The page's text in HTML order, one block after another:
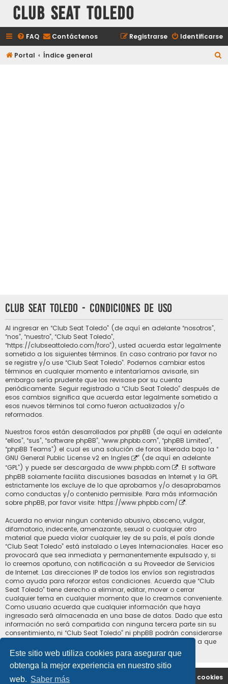
Este sitio web utiliza cookies para asegurar que
obtenga la mejor experiencia en nuestro sitio
web. Saber más
Club Seat Toledo
FAQ Contáctenos Identificarse
Registrarse
Portal Índice general
Club Seat Toledo - Condiciones de uso
Al ingresar en “Club Seat Toledo” (de aquí en adelante “nosotros”,
“nos”, “nuestro”, “Club Seat Toledo”,
“https://clubseattoledo.com/foro”), usted acuerda estar legalmente
sometido a los siguientes términos. En caso contrario por favor no
se registre y/o use “Club Seat Toledo”. Podemos cambiar estos
términos en cualquier momento e intentaríamos avisarle, sin
embargo sería prudente que los revisase por su cuenta
periódicamente. Seguir registrado a “Club Seat Toledo” después de
esos cambios significa que acuerda estar legalmente sometido a
esos nuevos términos tal como fueron actualizados y/o
reformados.
Nuestros foros están desarrollados por phpBB (de aquí en adelante
“ellos”, “sus”, “software phpBB”, “www.phpbb.com”, “phpBB Limited”,
“phpBB Teams”) el cual es una solución de foros liberada bajo la “
GNU General Public License v2 en Ingles
” (de aquí en adelante
“GPL”) y puede ser descargada de www.phpbb.com
. El software
phpBB solamente facilita discusiones basadas en Internet y la GPL
estrictamente los excluye de lo que aprobamos y/o desaprobamos
como conductas y/o contenido permisible. Para más información
sobre phpBB, por favor visite: https://www.phpbb.com/ .
Acuerda no enviar ningun contenido abusivo, obsceno, vulgar,
difamatorio, indecente, amenazante, sexual o cualquier otro
material que pueda violar cualquier ley de su país, el país donde
“Club Seat Toledo” está instalado o Leyes Internacionales. Hacer eso
provocará que sea inmediata y permanentemente expulsado y, si
lo creemos oportuno, con notificación a su Proveedor de Servicios
de Internet. Las direcciones IP de todos los envíos son registradas
como ayuda para reforzar estas condiciones. Acuerda que “Club
Seat Toledo” tiene derecho a eliminar, editar, mover o cerrar
cualquier tema en cualquier momento que lo creamos conveniente.
Como usuario acuerda que cualquier información que haya
ingresado será almacenada en una base de datos. Dado que esta
información no será compartida con ninguna tercera parte sin su
consentimiento, ni “Club Seat Toledo” ni phpBB podrán considerarse
responsables por cualquier intento de hacking que conlleve a que
los datos sean comprometidos.
Portal Índice general Borrar cookies